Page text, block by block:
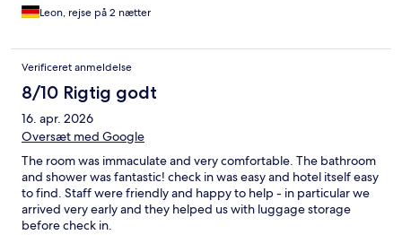
Leon, rejse på 2 nætter
Verificeret anmeldelse
8/10 Rigtig godt
16. apr. 2026
Oversæt med Google
The room was immaculate and very comfortable. The bathroom
and shower was fantastic! check in was easy and hotel itself easy
to find. Staff were friendly and happy to help - in particular we
arrived very early and they helped us with luggage storage
before check in.